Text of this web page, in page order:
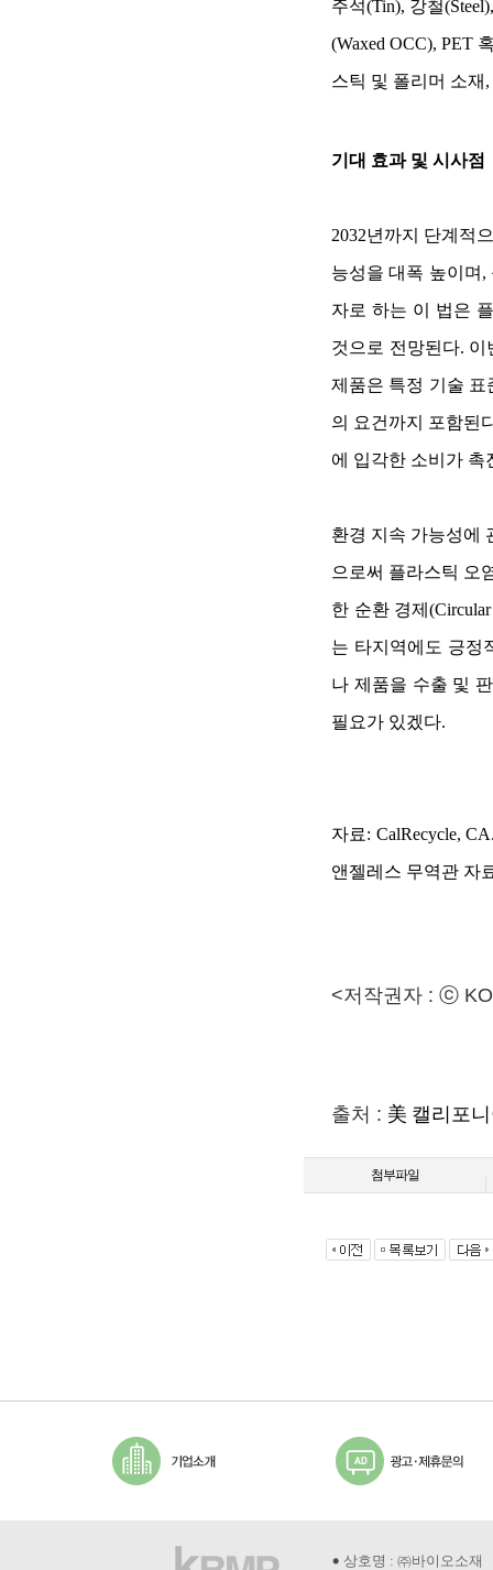
주석(Tin), 강철
(Waxed OCC), PET
스틱 및 폴리머 소재
기대 효과 및 시사점
2032년까지 단계적
능성을 대폭 높이며
자로 하는 이 법은
것으로 전망된다. 이
제품은 특정 기술 표
의 요건까지 포함된
에 입각한 소비가 촉
환경 지속 가능성에
으로써 플라스틱 오
한 순환 경제
는 타지역에도 긍정
나 제품을 수출 및
필요가 있겠다.
자료: CalRecycle,
앤젤레스 무역관 자
<저작권자 : ⓒ
출처 : 美 캘리포
첨부파일
상호명 : ㈜바이오소재